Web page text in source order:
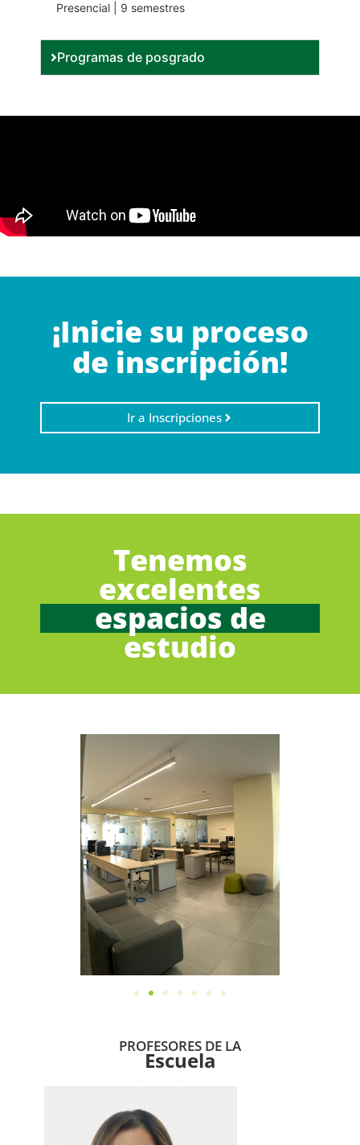
Presencial | 9 semestres
Programas de posgrado
¡Inicie su proceso
de inscripción!
Ir a Inscripciones
Tenemos
excelentes
espacios de
estudio
PROFESORES DE LA
Escuela